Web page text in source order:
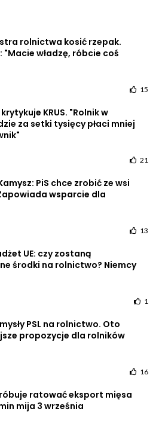
rolnictwa kosić rzepak.
"Macie władzę, róbcie coś
15
KRUS. "Rolnik w
za setki tysięcy płaci mniej
21
PiS chce zrobić ze wsi
wsparcie dla
13
UE: czy zostaną
środki na rolnictwo? Niemcy
1
PSL na rolnictwo. Oto
propozycje dla rolników
16
ratować eksport mięsa
mija 3 września